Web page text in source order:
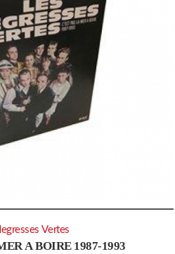
A BOIRE 1987-1993
Vertes